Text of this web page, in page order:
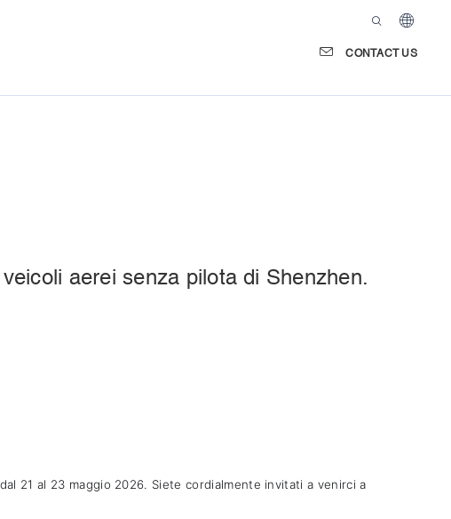
CONTACT US
aerei senza pilota di Shenzhen.
21 al 23 maggio 2026. Siete cordialmente invitati a venirci a